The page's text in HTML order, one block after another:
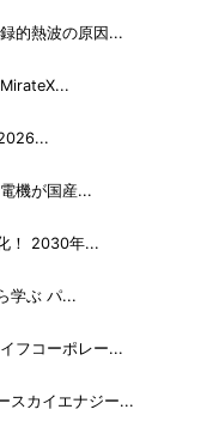
的熱波の原因...
機が国産...
！ 2030年...
学ぶ パ...
フコーポレー...
スカイエナジー...